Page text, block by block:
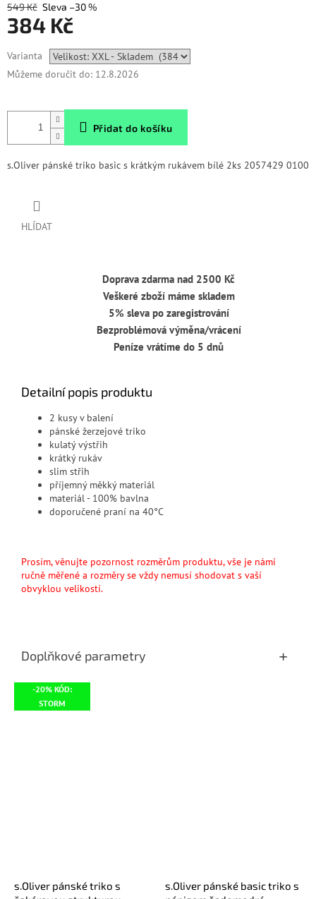
549 Kč –30 %
384 Kč
cena:
Varianta
Můžeme doručit do: 12.8.2026
Přidat do košíku
s.Oliver pánské triko basic s krátkým rukávem bílé 2ks 2057429 0100
HLÍDAT
Doprava zdarma nad 2500 Kč
Veškeré zboží máme skladem
5% sleva po zaregistrování
Bezproblémová výměna/vrácení
Peníze vrátíme do 5 dnů
Detailní popis produktu
2 kusy v balení
pánské žerzejové triko
kulatý výstřih
krátký rukáv
slim střih
příjemný měkký materiál
materiál - 100% bavlna
doporučené praní na 40°C
Prosím, věnujte pozornost rozměrům produktu, vše je námi
ručně měřené a rozměry se vždy nemusí shodovat s vaší
obvyklou velikostí.
Doplňkové parametry
-20% KÓD:
STORM
s.Oliver pánské triko s
s.Oliver pánské basic triko s